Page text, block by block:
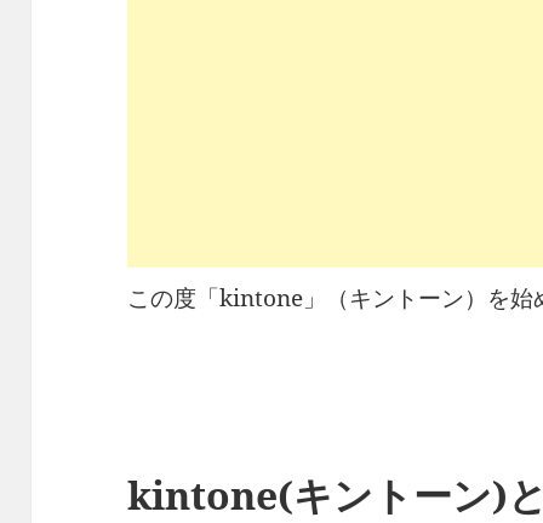
この度「kintone」（キントーン）を始
kintone(キントーン)